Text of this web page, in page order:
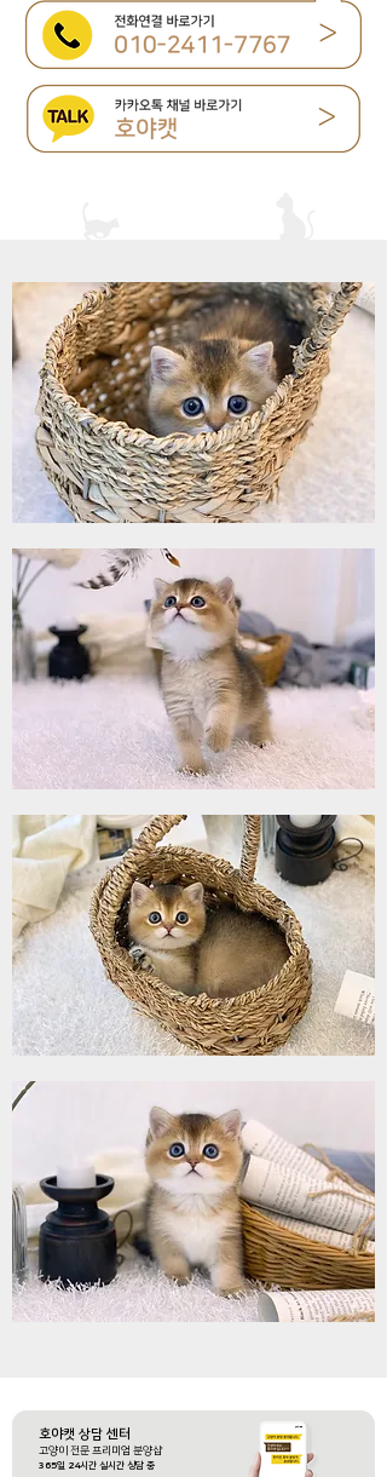
호야캣 상담 센터
​고양이 전문 프리미엄 분양샵
365일 24시간 실시간 상담 중